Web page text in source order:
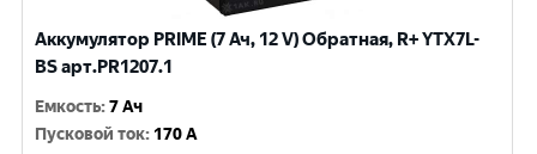
Аккумулятор PRIME (7 Ач, 12 V) Обратная, R+ YTX7L-
BS арт.PR1207.1
Емкость:7 Ач
Пусковой ток: 170 A